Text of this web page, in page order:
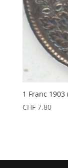
1 Franc 1903
CHF7.80